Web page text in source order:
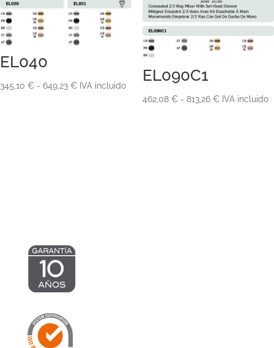
EL040
345,10 € - 649,23 €Rango
IVA incluido
EL090C1
462,08 € - 813,26 €Rango
IVA incluido